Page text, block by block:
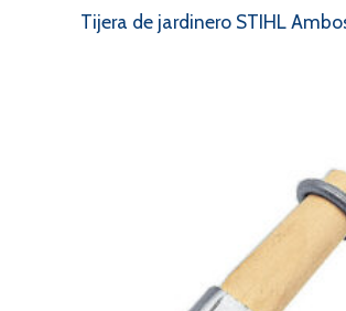
Tijera de jardinero STIHL